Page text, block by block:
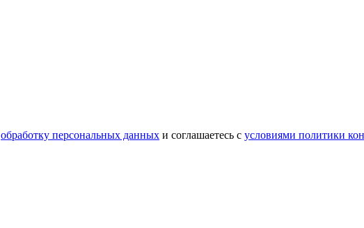
обработку персональных данных и соглашаетесь с условиями политики